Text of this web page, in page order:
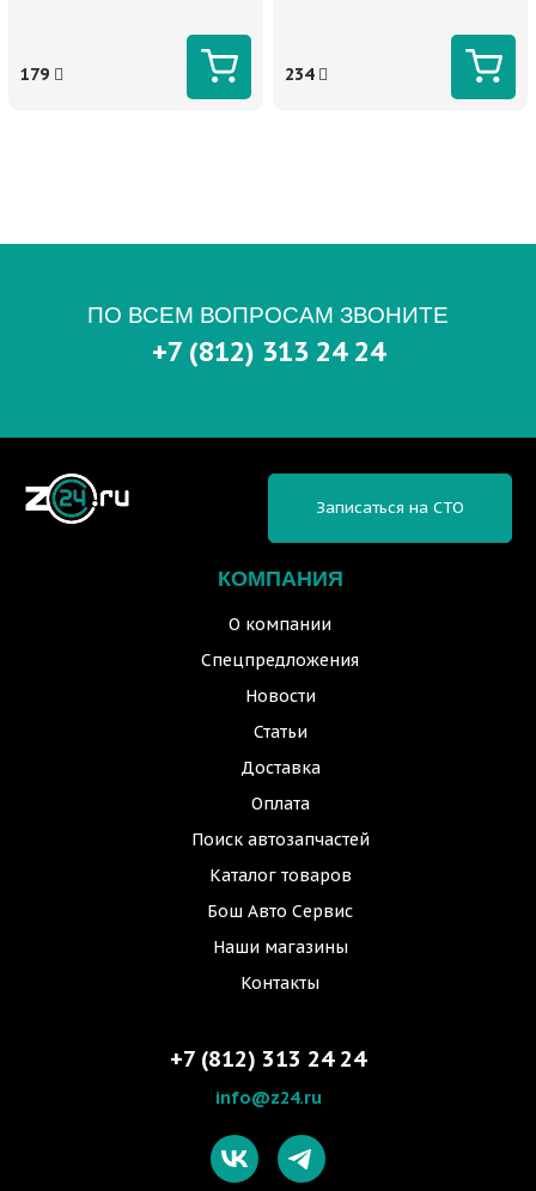
179 234
ПО ВСЕМ ВОПРОСАМ ЗВОНИТЕ
+7 (812) 313 24 24
КОМПАНИЯ
О компании
Спецпредложения
Новости
Статьи
Доставка
Оплата
Поиск автозапчастей
Каталог товаров
Бош Авто Сервис
Наши магазины
Контакты
Записаться на СТО
+7 (812) 313 24 24
info@z24.ru